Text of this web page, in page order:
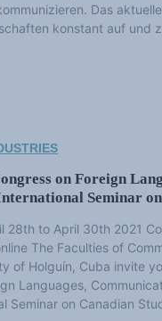
Das
konstant auf und
on Foreign
Seminar on
28th to April 30th 2021
The Faculties of
of Holguín, Cuba invite
Languages,
Seminar on Canadian